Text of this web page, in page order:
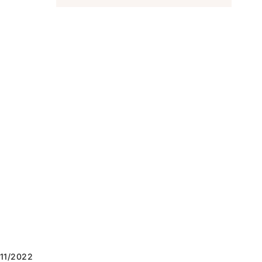
2022